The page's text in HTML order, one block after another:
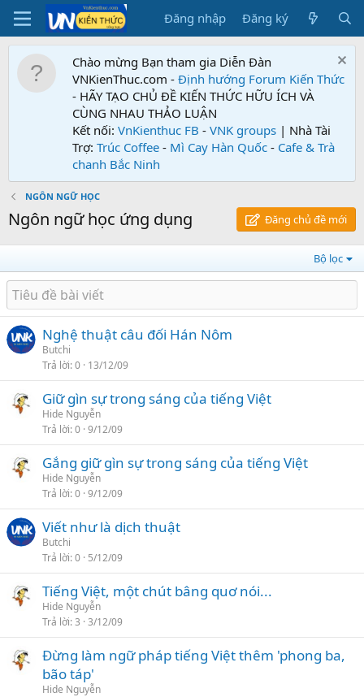
Đăng nhập Đăng ký
Chào mừng Bạn tham gia Diễn Đàn
VNKienThuc.com - Định hướng Forum Kiến Thức
- HÃY TẠO CHỦ ĐỀ KIẾN THỨC HỮU ÍCH VÀ
CÙNG NHAU THẢO LUẬN
Kết nối: VnKienthuc FB - VNK groups | Nhà Tài
Trợ: Trúc Coffee - Mì Cay Hàn Quốc - Cafe & Trà
chanh Bắc Ninh
NGÔN NGỮ HỌC
Ngôn ngữ học ứng dụng Đăng chủ đề mới
Bộ lọc
Nghệ thuật câu đối Hán Nôm
Butchi
Trả lời 0 13/12/09
Giữ gìn sự trong sáng của tiếng Việt
Hide Nguyễn
Trả lời 0 9/12/09
Gắng giữ gìn sự trong sáng của tiếng Việt
Hide Nguyễn
Trả lời 0 9/12/09
Viết như là dịch thuật
Butchi
Trả lời 0 5/12/09
Tiếng Việt, một chút bâng quơ nói...
Hide Nguyễn
Trả lời 3 3/12/09
Đừng làm ngữ pháp tiếng Việt thêm 'phong ba,
bão táp'
Hide Nguyễn